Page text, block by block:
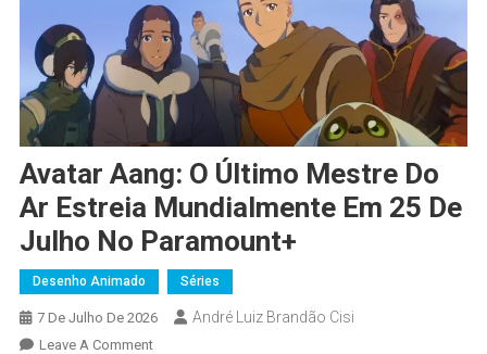
Avatar Aang: O Último Mestre Do
Ar Estreia Mundialmente Em 25 De
Julho No Paramount+
Desenho Animado Séries
7 De Julho De 2026 André Luiz Brandão Cisi
Leave A Comment